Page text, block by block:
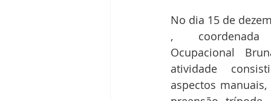
No dia 15 de
,
Ocupacional
atividade
aspectos